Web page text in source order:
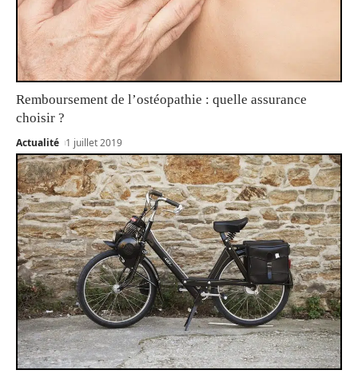
Remboursement de l’ostéopathie : quelle assurance
choisir ?
Actualité 1 juillet 2019